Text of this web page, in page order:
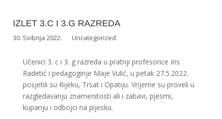
IZLET 3.C I 3.G RAZREDA
30. Svibnja 2022. Uncategorized
Učenici 3. c i 3. g razreda u pratnji profesorice Iris
Radetić i pedagoginje Maje Vulić, u petak 27.5.2022.
posjetili su Rijeku, Trsat i Opatiju. Vrijeme su proveli u
razgledavanju znamenitosti ali i zabavi, pjesmi,
kupanju i odbojci na pijesku.